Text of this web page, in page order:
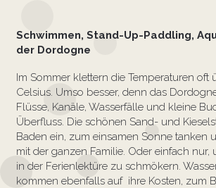
Schwimmen, Stand-Up-Paddling,
der Dordogne
Im Sommer klettern die Temperaturen oft
Celsius. Umso besser, denn das
Flüsse, Kanäle, Wasserfälle und kleine
Überfluss. Die schönen Sand- und
Baden ein, zum einsamen Sonne tanken
mit der ganzen Familie. Oder einfach nur,
in der Ferienlektüre zu schmökern.
kommen ebenfalls auf ihre Kosten, zum